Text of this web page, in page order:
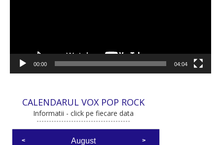
00:00 04:04
CALENDARUL VOX POP ROCK
Informatii - click pe fiecare data
August